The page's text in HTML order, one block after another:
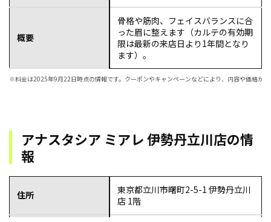
概要
骨格や筋肉、フェイスバランスに合
った眉に整えます（カルテの有効期
限は最新の来店日より1年間となり
ます）。
※料金は2025年9月22日時点の情報です。クーポンやキャンペーンなどにより、内容や価格が
アナスタシア ミアレ 伊勢丹立川店の情
報
住所
東京都立川市曙町2-5-1 伊勢丹立川
店 1階